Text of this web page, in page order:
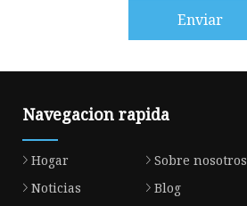
Enviar
Navegacion rapida
Hogar Sobre nosotros
Noticias
Blog